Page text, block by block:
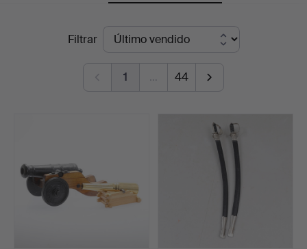
Auktionsverket
Norrköping
Filtrar
1 … 44